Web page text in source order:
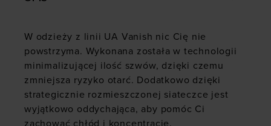
W odzieży z linii UA Vanish nic Cię nie
powstrzyma. Wykonana została w technologii
minimalizującej ilość szwów, dzięki czemu
zmniejsza ryzyko otarć. Dodatkowo dzięki
strategicznie rozmieszczonej siateczce jest
wyjątkowo oddychająca, aby pomóc Ci